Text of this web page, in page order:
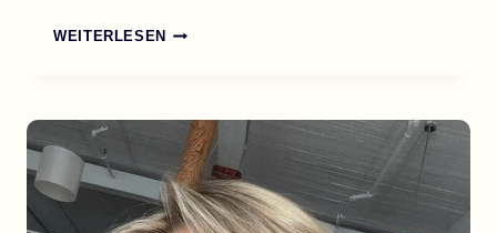
WEITERLESEN 45
MIT
BLONDEN
STRÄHNEN